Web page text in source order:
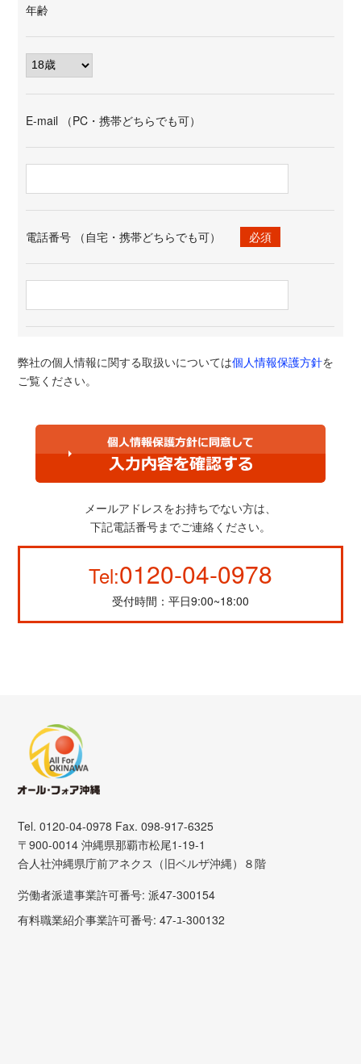
年齢
E-mail （PC・携帯どちらでも可）
電話番号 （自宅・携帯どちらでも可） 必須
弊社の個人情報に関する取扱いについては個人情報保護方針を
ご覧ください。
メールアドレスをお持ちでない方は、
下記電話番号までご連絡ください。
Tel:0120-04-0978
受付時間：平日9:00~18:00
Tel. 0120-04-0978 Fax. 098-917-6325
〒900-0014 沖縄県那覇市松尾1-19-1
合人社沖縄県庁前アネクス（旧ベルザ沖縄）８階
労働者派遣事業許可番号: 派47-300154
有料職業紹介事業許可番号: 47-ﾕ-300132